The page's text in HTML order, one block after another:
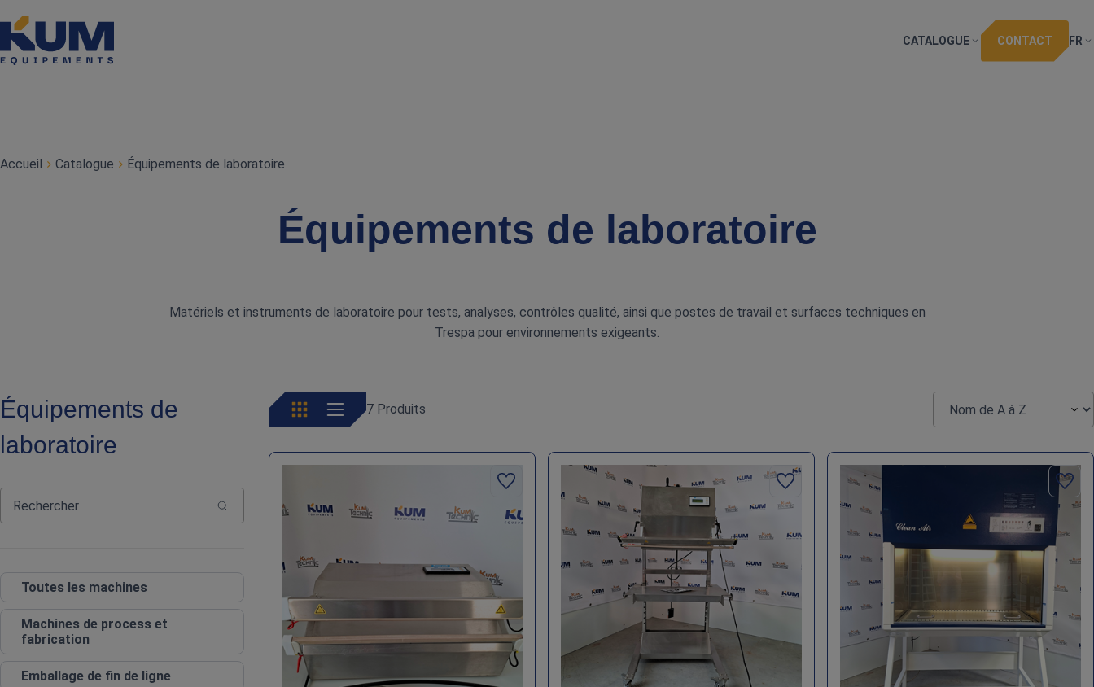
CATALOGUE CONTACT FR
Accueil Catalogue Équipements de laboratoire
Équipements de laboratoire
Matériels et instruments de laboratoire pour tests, analyses, contrôles qualité, ainsi que postes de travail et surfaces techniques en
Trespa pour environnements exigeants.
Équipements de
laboratoire
Toutes les machines
Machines de process et
fabrication
Emballage de fin de ligne
7 Produits